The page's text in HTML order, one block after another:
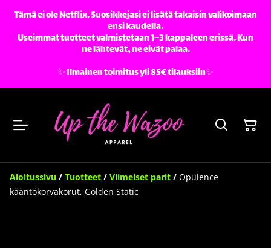
Tämä ei ole Netflix. Suosikkejasi ei lisätä takaisin valikoimaan
ensi kaudella.
Useimmat tuotteet valmistetaan 1–3 kappaleen erissä. Kun
ne lähtevät, ne eivät palaa.
✨️ Ilmainen toimitus yli 85€ tilauksiin✨️
Aloitussivu / Tuotteet / Viimeiset parit / Opulence
kääntökorvakorut, Golden Static